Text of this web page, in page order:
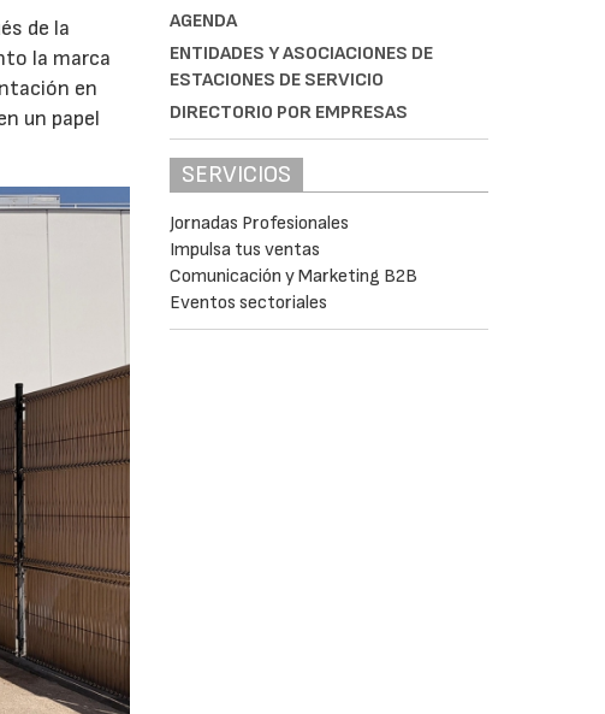
de la
la marca
en
un papel
AGENDA
ENTIDADES Y ASOCIACIONES DE
ESTACIONES DE SERVICIO
DIRECTORIO POR EMPRESAS
SERVICIOS
Jornadas Profesionales
Impulsa tus ventas
Comunicación y Marketing B2B
Eventos sectoriales